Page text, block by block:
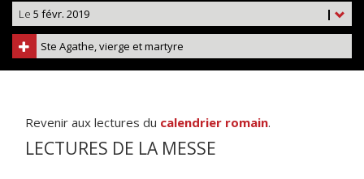
|
Le 5 févr. 2019
Ste Agathe, vierge et martyre
Revenir aux lectures du calendrier romain.
LECTURES DE LA MESSE